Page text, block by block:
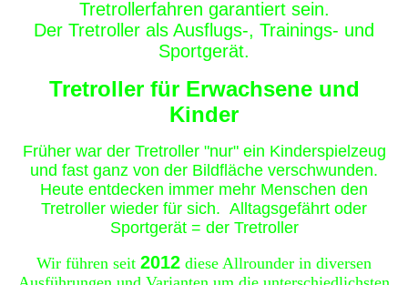
Tretrollerfahren garantiert sein.
Der Tretroller als Ausflugs-, Trainings- und
Sportgerät.
Tretroller für Erwachsene und
Kinder
Früher war der Tretroller "nur" ein Kinderspielzeug
und fast ganz von der Bildfläche verschwunden.
Heute entdecken immer mehr Menschen den
Tretroller wieder für sich. Alltagsgefährt oder
Sportgerät = der Tretroller
Wir führen seit 2012 diese Allrounder in diversen